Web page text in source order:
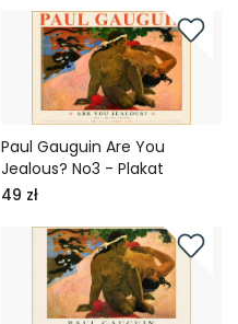
Paul Gauguin Are You
Jealous? No3 - Plakat
49 zł